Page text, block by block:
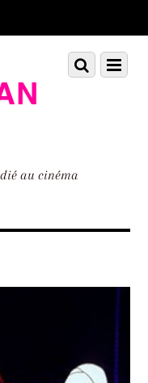
au cinéma
Menu
Scroll
down